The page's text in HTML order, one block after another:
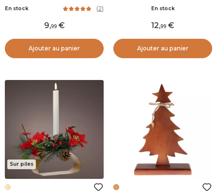
En stock (2)
9,99
Ajouter au panier
En stock
12,99
Ajouter au panier
Sur piles